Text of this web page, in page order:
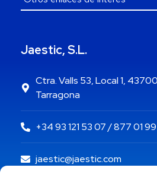
Jaestic, S.L.
Ctra. Valls 53, Local 1,
Tarragona
+34 93 121 53 07 / 877 01 99
jaestic@jaestic.com